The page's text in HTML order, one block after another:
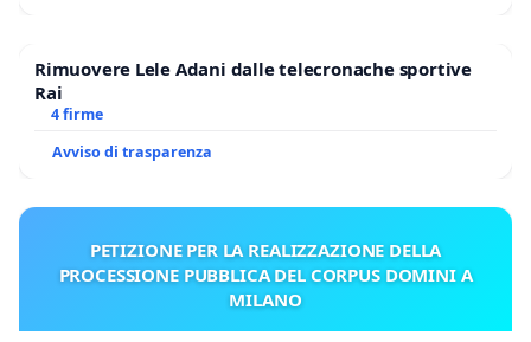
Rimuovere Lele Adani dalle telecronache sportive
Rai
4 firme
Avviso di trasparenza
PETIZIONE PER LA REALIZZAZIONE DELLA
PROCESSIONE PUBBLICA DEL CORPUS DOMINI A
MILANO